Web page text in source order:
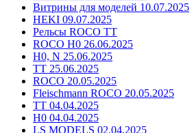
Витрины для моделей 10.07.2025
HEKI 09.07.2025
Рельсы ROCO TT
ROCO H0 26.06.2025
H0, N 25.06.2025
TT 25.06.2025
ROCO 20.05.2025
Fleischmann ROCO 20.05.2025
TT 04.04.2025
H0 04.04.2025
LS MODELS 02.04.2025